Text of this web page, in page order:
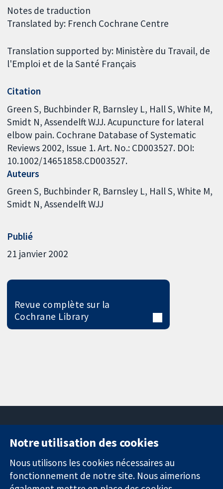
Notes de traduction
Translated by: French Cochrane Centre
Translation supported by: Ministère du Travail, de
l'Emploi et de la Santé Français
Citation
Green S, Buchbinder R, Barnsley L, Hall S, White M,
Smidt N, Assendelft WJJ. Acupuncture for lateral
elbow pain. Cochrane Database of Systematic
Reviews 2002, Issue 1. Art. No.: CD003527. DOI:
10.1002/14651858.CD003527.
Auteurs
Green S Buchbinder R Barnsley L Hall S White M
Smidt N Assendelft WJJ
Publié
21 janvier 2002
Revue complète sur la
Cochrane Library
Des données
probantes.
11-13 Cavendish
Square
Londres
W1G0AN
nous
Actualités
Service de
Notre utilisation des cookies
Nous utilisons les cookies nécessaires au
fonctionnement de notre site. Nous aimerions